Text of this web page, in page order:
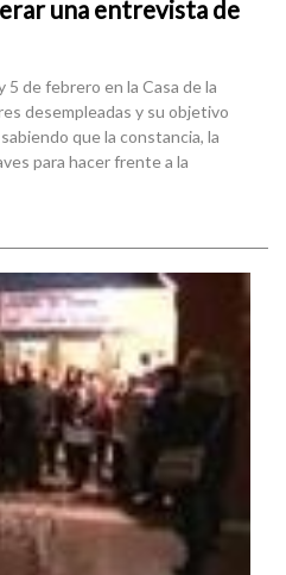
una entrevista de
5 de febrero en la Casa de la
desempleadas y su objetivo
que la constancia, la
para hacer frente a la